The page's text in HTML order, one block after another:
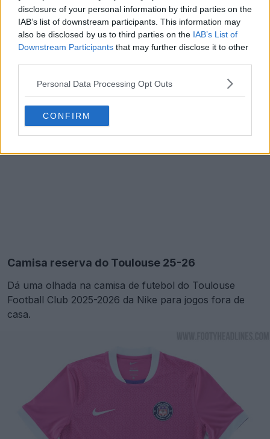
disclosure of your personal information by third parties on the
IAB’s list of downstream participants. This information may
also be disclosed by us to third parties on the IAB’s List of
Downstream Participants that may further disclose it to other
Personal Data Processing Opt Outs
CONFIRM
Camisa reserva do Toulouse 25-26
Dá uma olhada na camisa de futebol do Toulouse
Football Club 2025-2026 da Nike para jogos fora de
casa.